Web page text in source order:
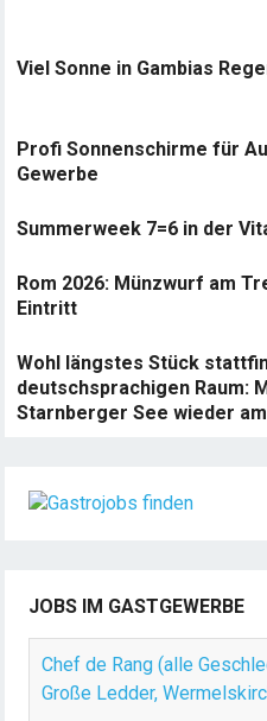
Viel Sonne in Gambias
Profi Sonnenschirme für
Gewerbe
Summerweek 7=6 in der
Rom 2026: Münzwurf am
Eintritt
Wohl längstes Stück
deutschsprachigen Raum:
Starnberger See wieder
JOBS IM GASTGEWERBE
Chef de Rang (alle
Große Ledder,